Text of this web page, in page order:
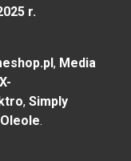
r.
, Media
X-
, Simply
Oleole.